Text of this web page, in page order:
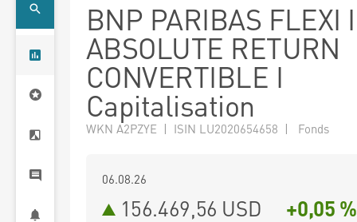
BNP PARIBAS FLEXI I
ABSOLUTE RETURN
CONVERTIBLE I
Capitalisation
WKN A2PZYE | ISIN LU2020654658 | Fonds
06.08.26
156.469,56 USD
+0,05 %